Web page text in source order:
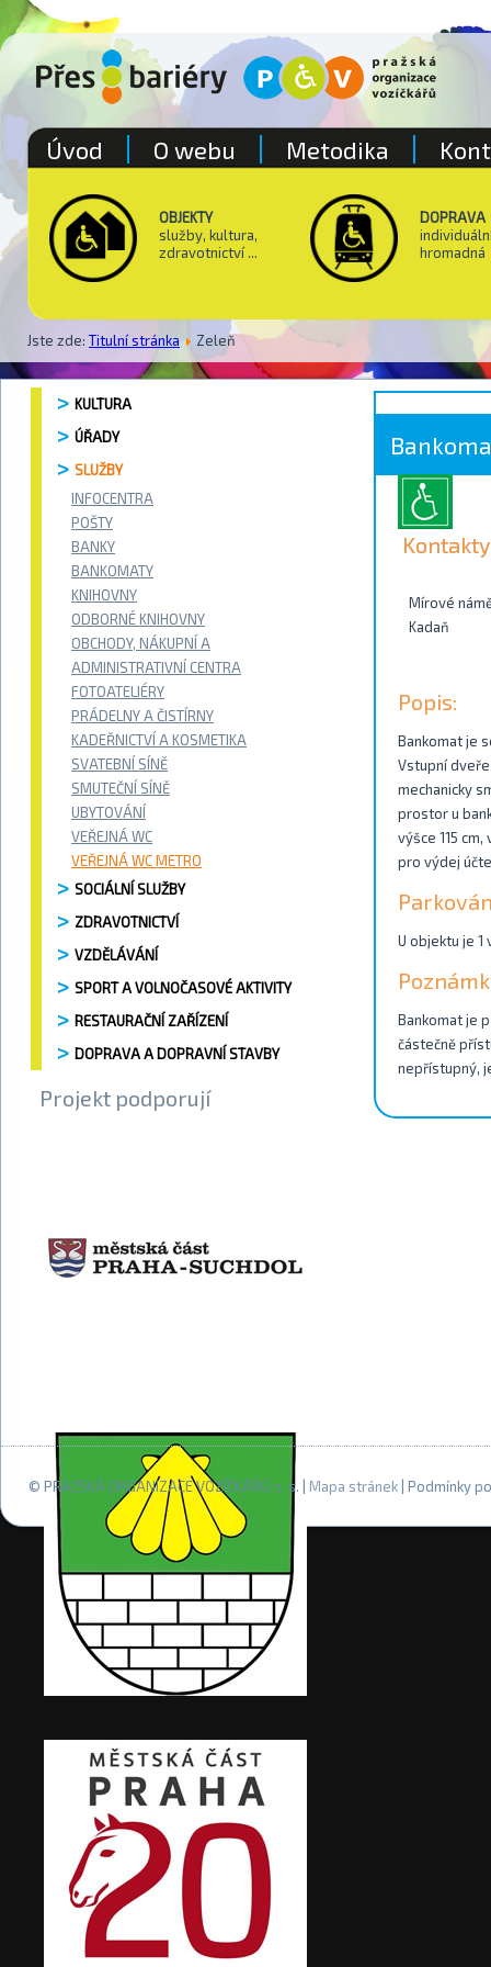
OBJEKTY
služby, kultura,
zdravotnictví ...
DOPRAVA
hromadná
Jste zde: Titulní stránka Zeleň
Úvod O webu Metodika
KULTURA
ÚŘADY
SLUŽBY
INFOCENTRA
POŠTY
BANKY
BANKOMATY
KNIHOVNY
ODBORNÉ KNIHOVNY
OBCHODY, NÁKUPNÍ A
ADMINISTRATIVNÍ CENTRA
FOTOATELIÉRY
PRÁDELNY A ČISTÍRNY
KADEŘNICTVÍ A KOSMETIKA
SVATEBNÍ SÍNĚ
SMUTEČNÍ SÍNĚ
UBYTOVÁNÍ
VEŘEJNÁ WC
VEŘEJNÁ WC METRO
SOCIÁLNÍ SLUŽBY
ZDRAVOTNICTVÍ
VZDĚLÁVÁNÍ
SPORT A VOLNOČASOVÉ AKTIVITY
RESTAURAČNÍ ZAŘÍZENÍ
DOPRAVA A DOPRAVNÍ STAVBY
Projekt podporují
Kontakty
Mírové
Kadaň
Popis:
Bankomat je
Vstupní
mechanicky
prostor u
výšce 115
pro výdej
U objektu je 1
Bankomat je
částečně
nepřístupný,
© PRAŽSKÁ ORGANIZACE VOZÍČKÁŘŮ z. s. | Mapa stránek | Podmínky